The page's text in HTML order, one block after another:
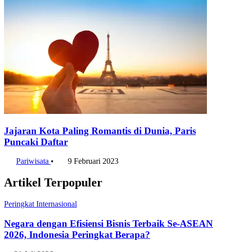
Jajaran Kota Paling Romantis di Dunia, Paris
Puncaki Daftar
Pariwisata• 9 Februari 2023
Artikel Terpopuler
Peringkat Internasional
Negara dengan Efisiensi Bisnis Terbaik Se-ASEAN